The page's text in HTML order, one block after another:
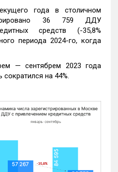
года в столичном
36 759 ДДУ
средств (-35,8%
периода 2024-го, когда
— сентябрем 2023 года
на 44%.